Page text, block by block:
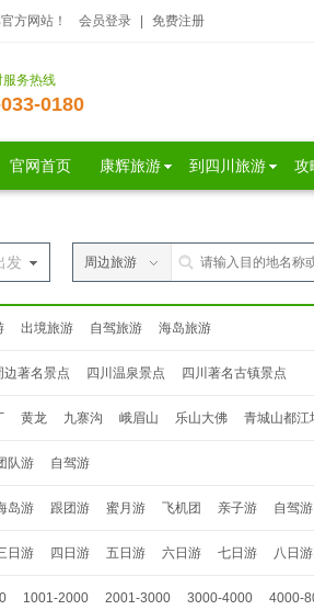
方网站！ 会员登录 免费注册
务热线
0180
官网首页 康辉旅游 到四川旅游 攻
发 周边旅游
出境旅游 自驾旅游 海岛旅游
边著名景点 四川温泉景点 四川著名古镇景点
黄龙 九寨沟 峨眉山 乐山大佛 青城山都江
队游 自驾游
岛游 跟团游 蜜月游 飞机团 亲子游 自驾游
日游 四日游 五日游 六日游 七日游 八日
1001-2000 2001-3000 3000-4000 4000-